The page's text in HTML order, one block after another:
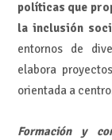
políticas que
la inclusión
entornos de
elabora
orientada a
Formación y